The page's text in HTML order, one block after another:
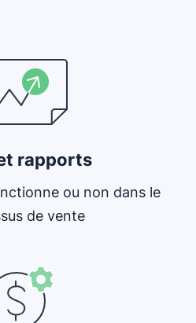
rapports
ou non dans le
de vente